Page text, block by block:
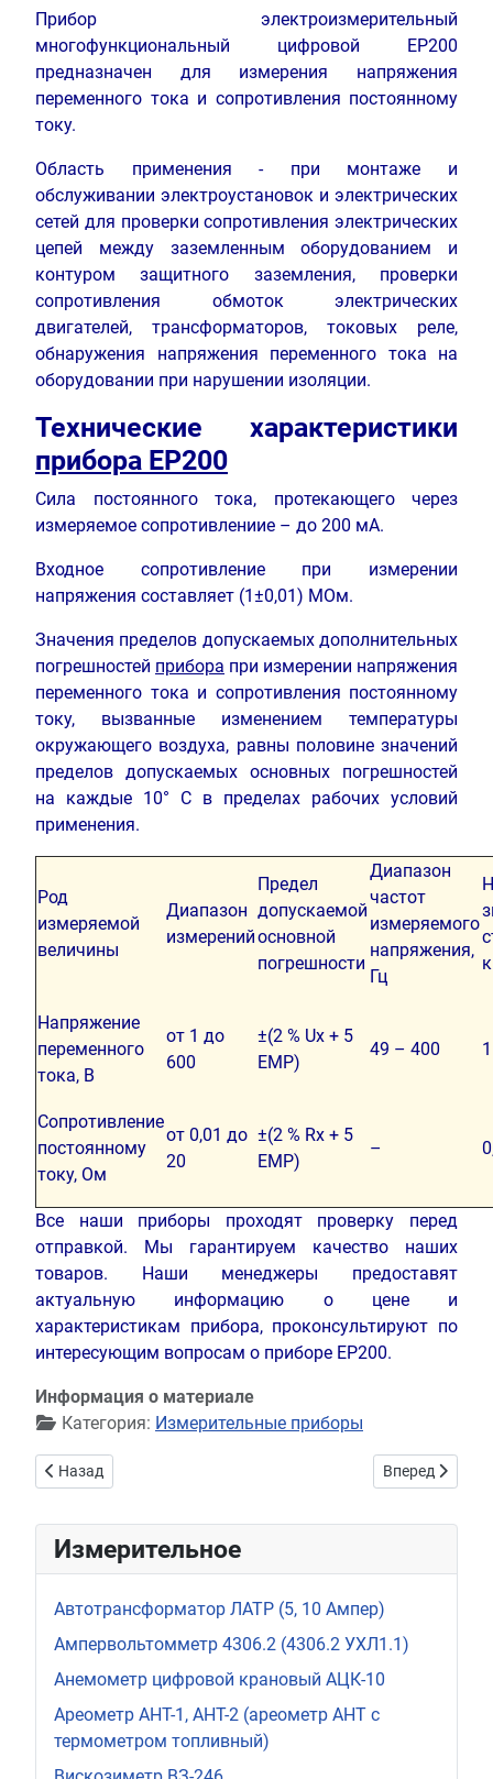
Измерительное
Автотрансформатор ЛАТР (5, 10 Ампер)
Ампервольтомметр 4306.2 (4306.2 УХЛ1.1)
Анемометр цифровой крановый АЦК-10
Ареометр АНТ-1, АНТ-2 (ареометр АНТ с
термометром топливный)
Прибор электроизмерительный
многофункциональный цифровой ЕР200
предназначен для измерения напряжения
переменного тока и сопротивления постоянному
току.
Область применения - при монтаже и
обслуживании электроустановок и электрических
сетей для проверки сопротивления электрических
цепей между заземленным оборудованием и
контуром защитного заземления, проверки
сопротивления обмоток электрических
двигателей, трансформаторов, токовых реле,
обнаружения напряжения переменного тока на
оборудовании при нарушении изоляции.
Технические характеристики
прибора ЕР200
Сила постоянного тока, протекающего через
измеряемое сопротивлениие – до 200 мА.
Входное сопротивление при измерении
напряжения составляет (1±0,01) МОм.
Значения пределов допускаемых дополнительных
погрешностей прибора при измерении напряжения
переменного тока и сопротивления постоянному
току, вызванные изменением температуры
окружающего воздуха, равны половине значений
пределов допускаемых основных погрешностей
на каждые 10° С в пределах рабочих условий
применения.
Род
измеряемой
величины
Диапазон
измерений
Предел
допускаемой
основной
погрешности
Диапазон
частот
измеряемого
напряжения,
Гц
Напряжение
переменного
тока, В
от 1 до
600
±(2 % Ux + 5
ЕМР)
49 – 400
Сопротивление
постоянному
току, Ом
от 0,01 до
20
±(2 % Rx + 5
ЕМР)
–
Все наши приборы проходят проверку перед
отправкой. Мы гарантируем качество наших
товаров. Наши менеджеры предоставят
актуальную информацию о цене и
характеристикам прибора, проконсультируют по
интересующим вопросам о приборе ЕР200.
Информация о материале
Категория: Измерительные приборы
Предыдущий: Прибор электроизмерительный
Назад Следующий:
Вперед